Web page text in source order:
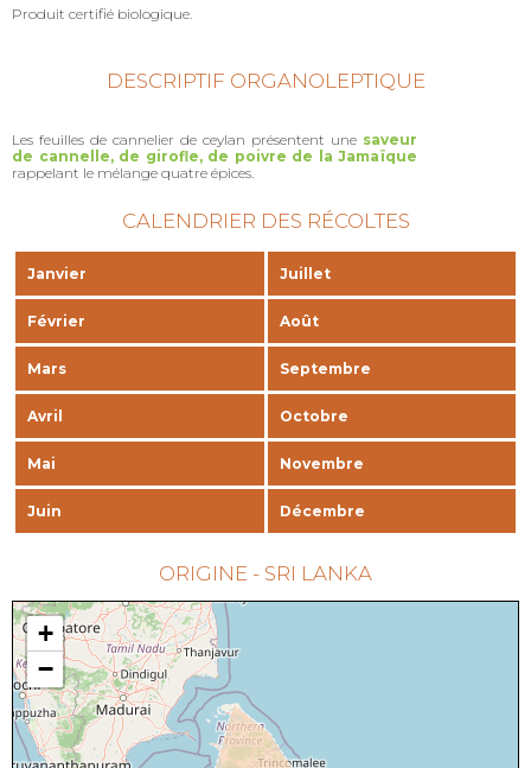
Produit certifié biologique.
DESCRIPTIF ORGANOLEPTIQUE
Les feuilles de cannelier de ceylan présentent une saveur
de cannelle, de girofle, de poivre de la Jamaïque
rappelant le mélange quatre épices.
CALENDRIER DES RÉCOLTES
Janvier Juillet
Février Août
Mars Septembre
Avril Octobre
Mai Novembre
Juin Décembre
ORIGINE - SRI LANKA
+
−